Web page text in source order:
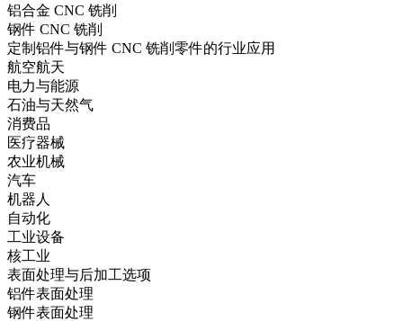
铝合金 CNC 铣削
钢件 CNC 铣削
定制铝件与钢件 CNC 铣削零件的行业应用
航空航天
电力与能源
石油与天然气
消费品
医疗器械
农业机械
汽车
机器人
自动化
工业设备
核工业
表面处理与后加工选项
铝件表面处理
钢件表面处理